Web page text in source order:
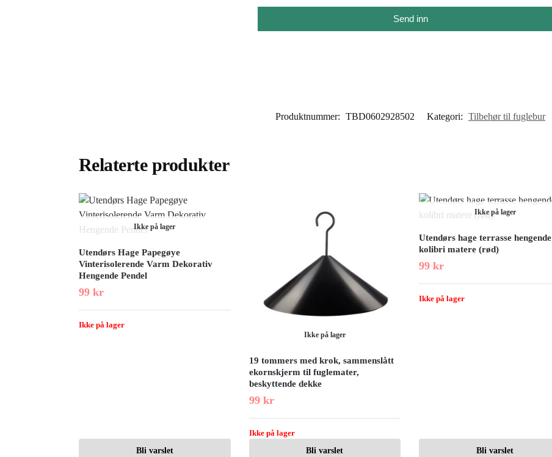
Send inn
Produktnummer: TBD0602928502 Kategori: Tilbehør til fuglebur
Relaterte produkter
Ikke på lager
Utendørs Hage Papegøye
Vinterisolerende Varm Dekorativ
Hengende Pendel
99 kr
Ikke på lager
Bli varslet
Ikke på lager
19 tommers med krok, sammenslått
ekornskjerm til fuglemater,
beskyttende dekke
99 kr
Ikke på lager
Bli varslet
Ikke på lager
Utendørs hage terrasse hengende
kolibri matere (rød)
99kr
Ikke på lager
Bli varslet